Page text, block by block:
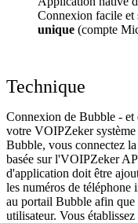
Connexion facile et
unique (compte
Technique
Connexion de Bubble -
votre VOIPZeker
Bubble, vous connectez
basée sur l'VOIPZeker
d'application doit être
les numéros de téléphone
au portail Bubble afin que
utilisateur. Vous